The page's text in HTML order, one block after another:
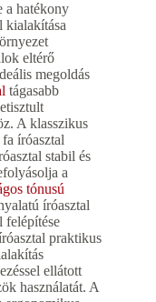
a hatékony
kialakítása
eltérő
megoldás
tágasabb
A klasszikus
íróasztal
stabil és
a
tónusú
íróasztal
felépítése
praktikus
ellátott
használatát. A